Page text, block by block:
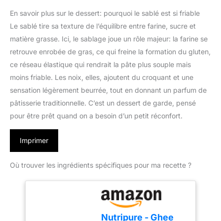
En savoir plus sur le dessert: pourquoi le sablé est si friable
Le sablé tire sa texture de l’équilibre entre farine, sucre et
matière grasse. Ici, le sablage joue un rôle majeur: la farine se
retrouve enrobée de gras, ce qui freine la formation du gluten,
ce réseau élastique qui rendrait la pâte plus souple mais
moins friable. Les noix, elles, ajoutent du croquant et une
sensation légèrement beurrée, tout en donnant un parfum de
pâtisserie traditionnelle. C’est un dessert de garde, pensé
pour être prêt quand on a besoin d’un petit réconfort.
Imprimer
Où trouver les ingrédients spécifiques pour ma recette ?
Nutripure - Ghee